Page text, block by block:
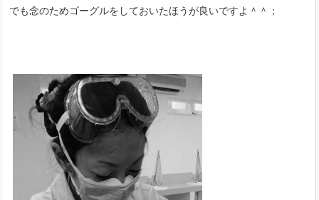
でも念のためゴーグルをしておいたほうが良いですよ＾＾；